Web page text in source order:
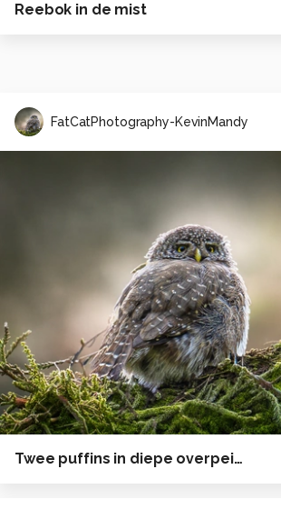
Reebok in de mist
FatCatPhotography-KevinMandy
Twee puffins in diepe overpeinzing